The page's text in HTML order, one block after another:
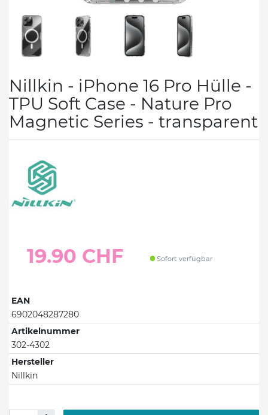
Nillkin - iPhone 16 Pro Hülle -
TPU Soft Case - Nature Pro
Magnetic Series - transparent
19.90 CHF Sofort verfügbar
EAN
6902048287280
Artikelnummer
302-4302
Hersteller
Nillkin